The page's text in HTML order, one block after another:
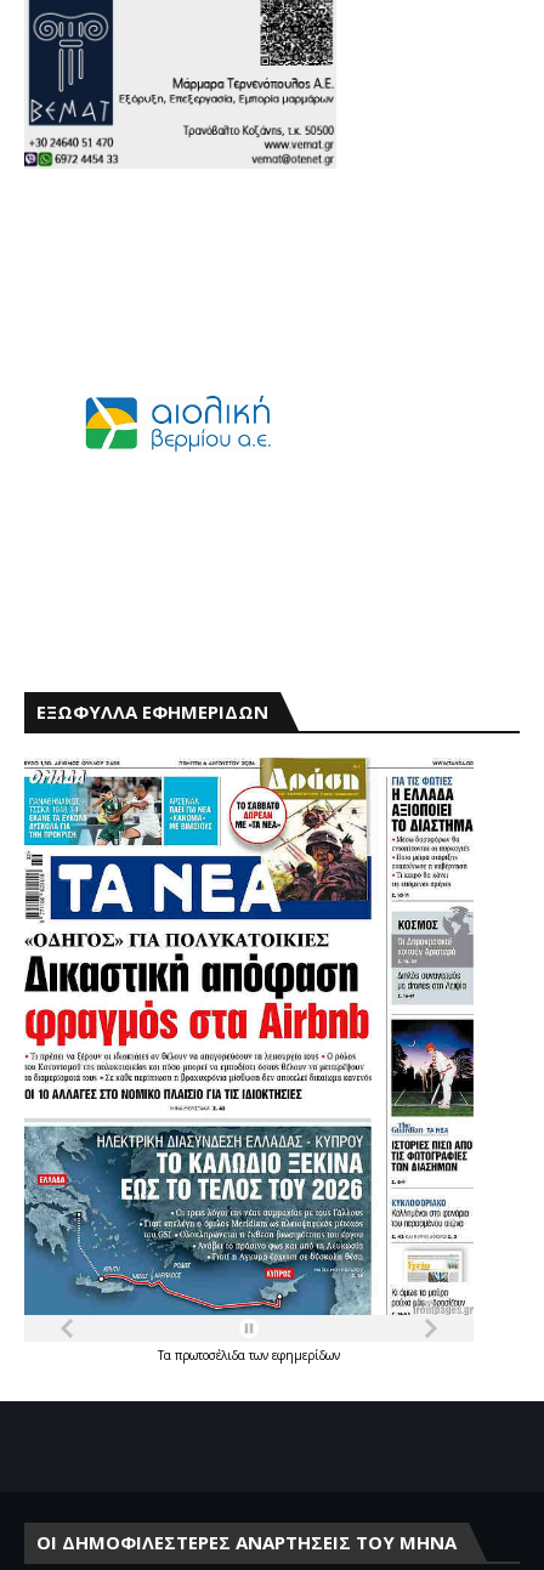
ΕΞΩΦΥΛΛΑ ΕΦΗΜΕΡΙΔΩΝ
Τα πρωτοσέλιδατων εφημερίδων
ΟΙ ΔΗΜΟΦΙΛΕΣΤΕΡΕΣ ΑΝΑΡΤΗΣΕΙΣ ΤΟΥ ΜΗΝΑ